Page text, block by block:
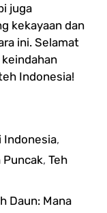
juga
kekayaan dan
ini. Selamat
Indonesia!
Indonesia,
Puncak, Teh
Daun: Mana